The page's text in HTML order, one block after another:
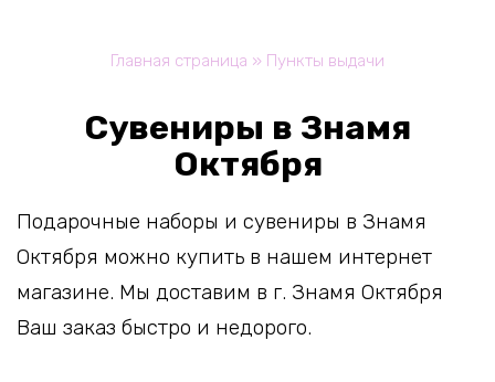
Главная страница » Пункты выдачи
Сувениры в Знамя
Октября
Подарочные наборы и сувениры в Знамя
Октября можно купить в нашем интернет
магазине. Мы доставим в г. Знамя Октября
Ваш заказ быстро и недорого.